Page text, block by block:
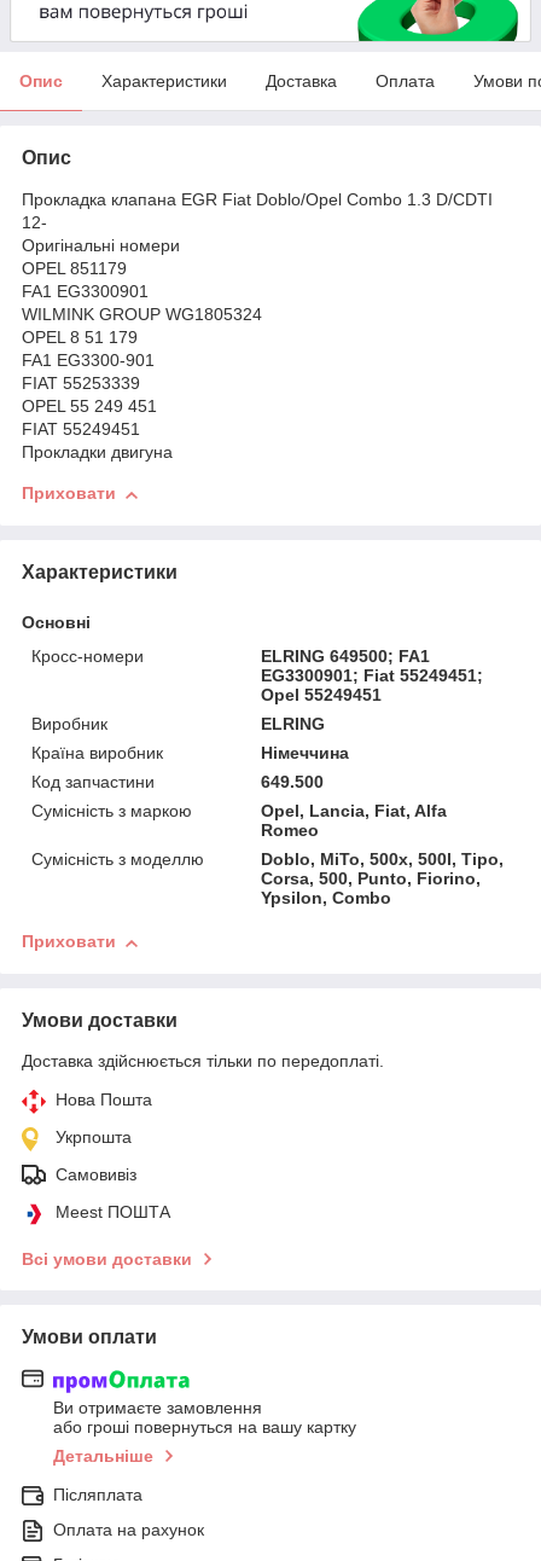
Опис Характеристики Доставка Оплата Умови
Опис
Прокладка клапана EGR Fiat Doblo/Opel Combo 1.3 D/CDTI
12-
Оригінальні номери
OPEL 851179
FA1 EG3300901
WILMINK GROUP WG1805324
OPEL 8 51 179
FA1 EG3300-901
FIAT 55253339
OPEL 55 249 451
FIAT 55249451
Прокладки двигуна
Приховати
Характеристики
Основні
Кросс-номери
ELRING 649500; FA1
EG3300901; Fiat 55249451;
Opel 55249451
Виробник
ELRING
Країна виробник
Німеччина
Код запчастини
649.500
Сумісність з маркою
Opel, Lancia, Fiat, Alfa
Romeo
Сумісність з моделлю
Doblo, MiTo, 500x, 500l, Tipo,
Corsa, 500, Punto, Fiorino,
Ypsilon, Combo
Приховати
Умови доставки
Доставка здійснюється тільки по передоплаті.
Нова Пошта
Укрпошта
Самовивіз
Meest ПОШТА
Всі умови доставки
Умови оплати
Ви отримаєте замовлення
або гроші повернуться на вашу картку
Детальніше
Післяплата
Оплата на рахунок